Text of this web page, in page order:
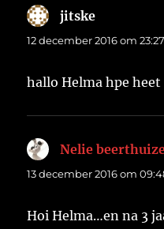
jitske
12 december 2016 om 23:27
hallo Helma hpe heet
Nelie
13 december 2016 om
Hoi Helma…en na 3